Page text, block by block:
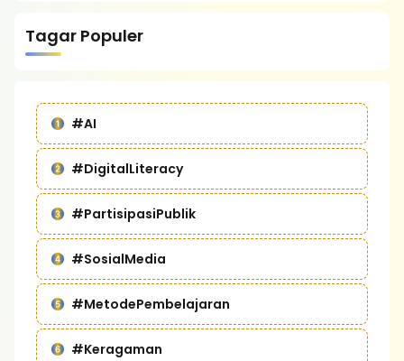
Tagar Populer
#AI
#DigitalLiteracy
#PartisipasiPublik
#SosialMedia
#MetodePembelajaran
#Keragaman